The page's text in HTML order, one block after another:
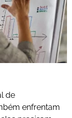
de
enfrentam